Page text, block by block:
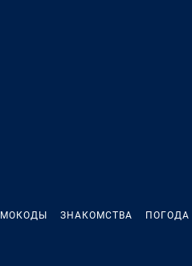
ЗНАКОМСТВА ПОГОДА